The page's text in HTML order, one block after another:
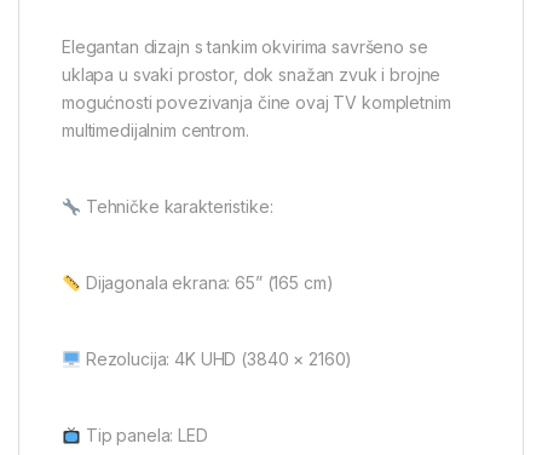
Elegantan dizajn s tankim okvirima savršeno se
uklapa u svaki prostor, dok snažan zvuk i brojne
mogućnosti povezivanja čine ovaj TV kompletnim
multimedijalnim centrom.
Tehničke karakteristike:
Dijagonala ekrana: 65” (165 cm)
Rezolucija: 4K UHD (3840 × 2160)
Tip panela: LED